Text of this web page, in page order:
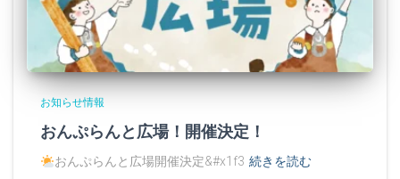
お知らせ情報
おんぷらんと広場！開催決定！
おんぷらんと広場開催決定&#x1f3 続きを読む